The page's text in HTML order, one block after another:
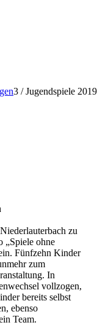
3 / Jugendspiele 2019
zu
„Spiele ohne
Fünfzehn Kinder
zum
In
vollzogen,
bereits selbst
ebenso
Team.